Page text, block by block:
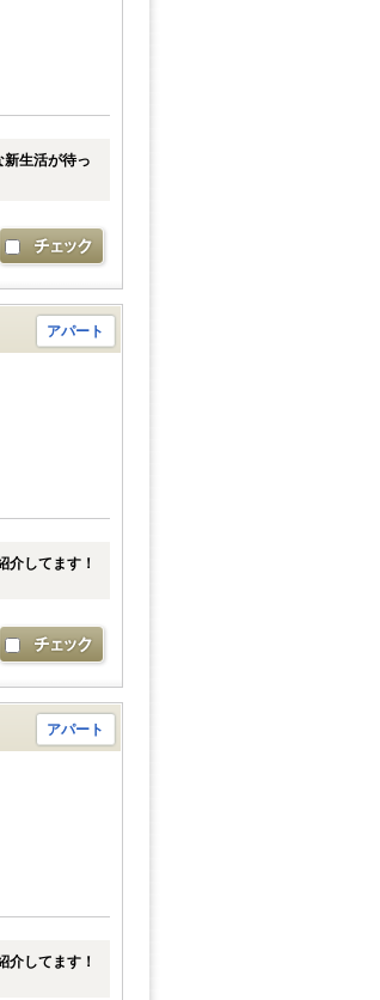
生活が待っ
アパート
介してます！
アパート
介してます！